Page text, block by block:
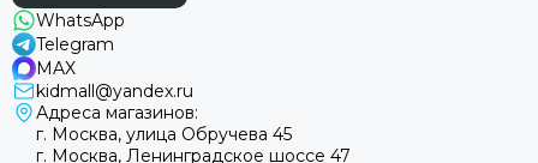
WhatsApp
Telegram
MAX
kidmall@yandex.ru
Адреса магазинов:
г. Москва, улица Обручева 45
г. Москва, Ленинградское шоссе 47